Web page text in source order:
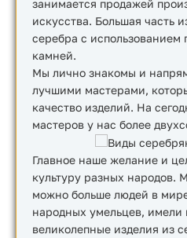
занимается продажей
искусства. Большая часть
серебра с использованием
камней.
Мы лично знакомы и
лучшими мастерами,
качество изделий. На
мастеров у нас более
Главное наше желание и
культуру разных народов.
можно больше людей в
народных умельцев, имели
великолепные изделия из